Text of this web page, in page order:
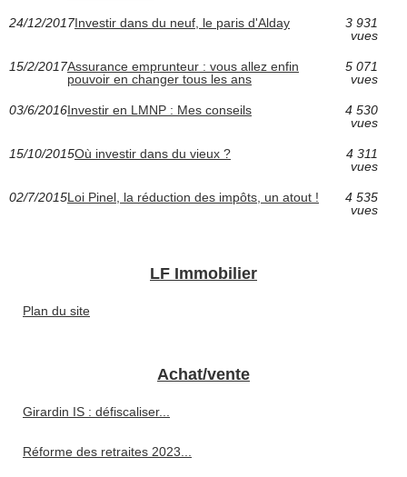
24/12/2017Investir dans du neuf, le paris d'Alday
3 931
vues
15/2/2017Assurance emprunteur : vous allez enfin
pouvoir en changer tous les ans
5 071
vues
03/6/2016Investir en LMNP : Mes conseils
4 530
vues
15/10/2015Où investir dans du vieux ?
4 311
vues
02/7/2015Loi Pinel, la réduction des impôts, un atout !
4 535
vues
LF Immobilier
Plan du site
Achat/vente
Girardin IS : défiscaliser...
Réforme des retraites 2023...